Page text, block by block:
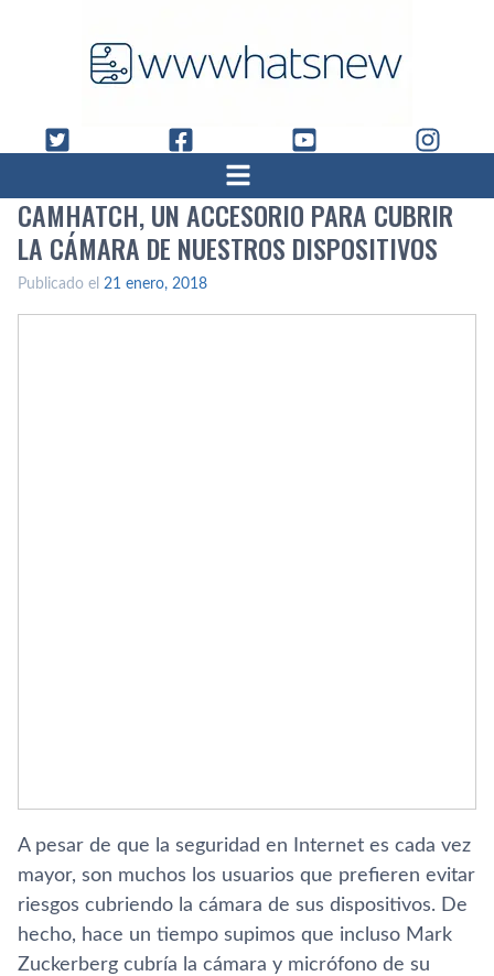
CAMHATCH, UN ACCESORIO PARA CUBRIR
LA CÁMARA DE NUESTROS DISPOSITIVOS
Publicado el 21 enero, 2018
A pesar de que la seguridad en Internet es cada vez
mayor, son muchos los usuarios que prefieren evitar
riesgos cubriendo la cámara de sus dispositivos. De
hecho, hace un tiempo supimos que incluso Mark
Zuckerberg cubrí­a la cámara y micrófono de su